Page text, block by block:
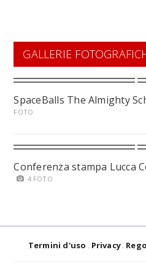
GALLERIE
SpaceBalls The Almighty
FOTO
Conferenza stampa Lucca
4 FOTO
Termini d'uso Privacy